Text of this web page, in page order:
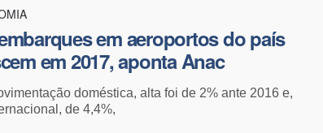
em aeroportos do país
em 2017, aponta Anac
doméstica, alta foi de 2% ante 2016 e,
de 4,4%,